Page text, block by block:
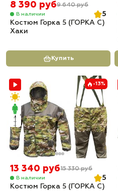
8 390 руб9 640 руб
В наличии
5
Костюм Горка 5 (ГОРКА С)
Хаки
Купить
-13%
13 340 руб15 330 руб
В наличии
5
Костюм Горка 5 (ГОРКА С)